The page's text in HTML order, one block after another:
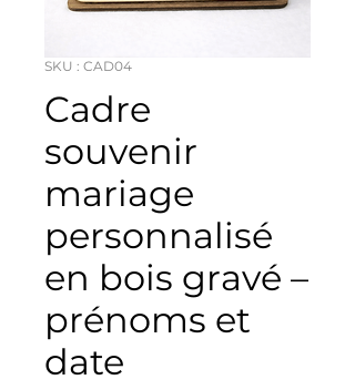
SKU : CAD04
Cadre
souvenir
mariage
personnalisé
en bois gravé –
prénoms et
date